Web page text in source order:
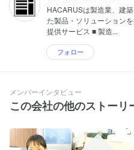
HACARUSは製造業、建
た製品・ソリューション
提供サービス ■ 製造...
フォロー
メンバーインタビュー
この会社の他のストーリ